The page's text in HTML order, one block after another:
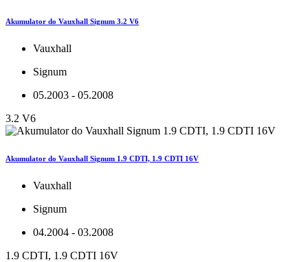
Akumulator do Vauxhall Signum 3.2 V6
Vauxhall
Signum
05.2003 - 05.2008
3.2 V6
Akumulator do Vauxhall Signum 1.9 CDTI, 1.9 CDTI 16V
Vauxhall
Signum
04.2004 - 03.2008
1.9 CDTI, 1.9 CDTI 16V